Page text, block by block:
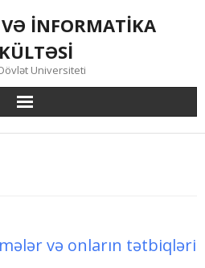
İNFORMATİKA
Universiteti
və onların tətbiqləri